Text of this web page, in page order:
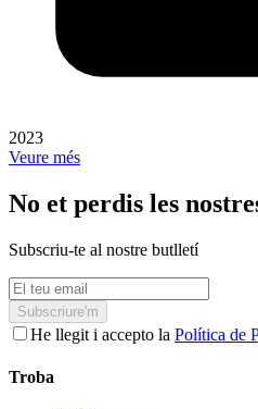
2023
Veure més
No et perdis les
Subscriu-te al nostre butlletí
Subscriure'm
He llegit i accepto la Política de
Troba